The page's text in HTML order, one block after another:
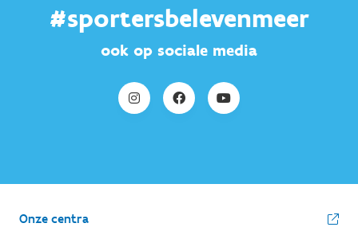
#sportersbelevenmeer
ook op sociale media
Onze centra